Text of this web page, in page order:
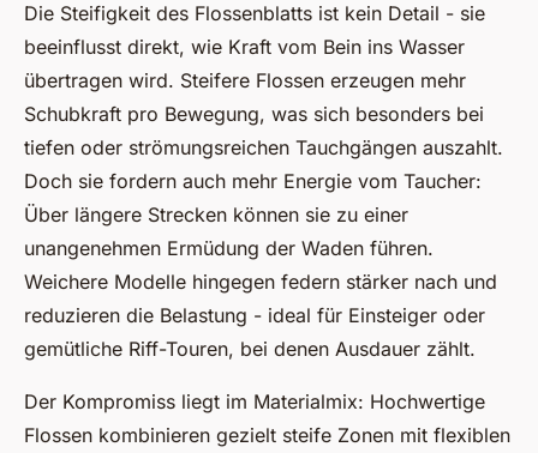
Die Steifigkeit des Flossenblatts ist kein Detail - sie
beeinflusst direkt, wie Kraft vom Bein ins Wasser
übertragen wird. Steifere Flossen erzeugen mehr
Schubkraft pro Bewegung, was sich besonders bei
tiefen oder strömungsreichen Tauchgängen auszahlt.
Doch sie fordern auch mehr Energie vom Taucher:
Über längere Strecken können sie zu einer
unangenehmen Ermüdung der Waden führen.
Weichere Modelle hingegen federn stärker nach und
reduzieren die Belastung - ideal für Einsteiger oder
gemütliche Riff-Touren, bei denen Ausdauer zählt.
Der Kompromiss liegt im Materialmix: Hochwertige
Flossen kombinieren gezielt steife Zonen mit flexiblen